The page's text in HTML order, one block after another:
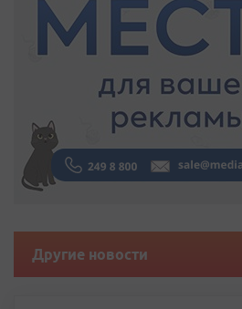
Другие новости